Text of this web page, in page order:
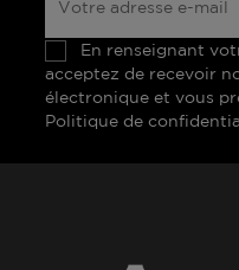
En renseignant
acceptez de recevoir
électronique et vous
Politique de